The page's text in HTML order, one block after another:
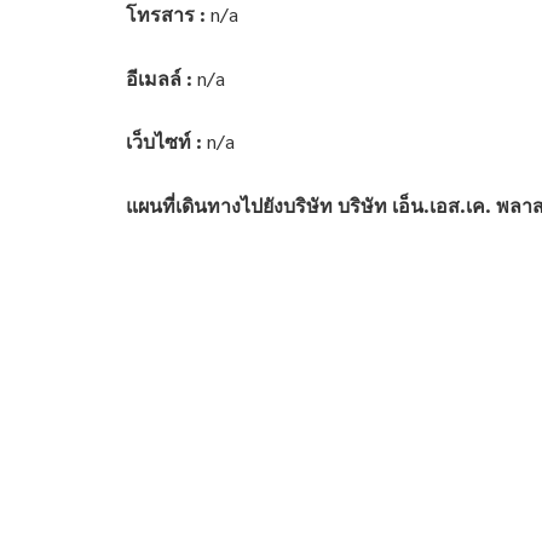
โทรสาร : n/a
อีเมลล์ : n/a
เว็บไซท์ : n/a
แผนที่เดินทางไปยังบริษัท บริษัท เอ็น.เอส.เค. พลา